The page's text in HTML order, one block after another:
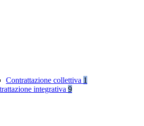
Contrattazione collettiva 1
integrativa 9